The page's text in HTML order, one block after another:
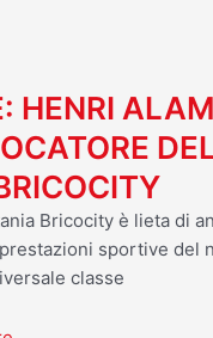
HENRI
Bricocity è lieta di
sportive del
classe